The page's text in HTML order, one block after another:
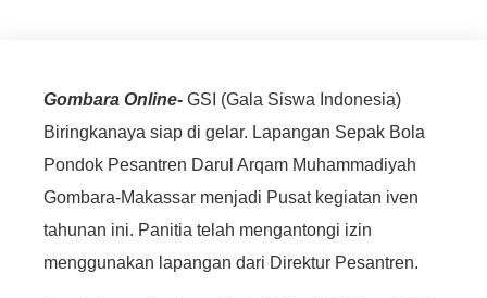
Gombara Online- GSI (Gala Siswa Indonesia)
Biringkanaya siap di gelar. Lapangan Sepak Bola
Pondok Pesantren Darul Arqam Muhammadiyah
Gombara-Makassar menjadi Pusat kegiatan iven
tahunan ini. Panitia telah mengantongi izin
menggunakan lapangan dari Direktur Pesantren.